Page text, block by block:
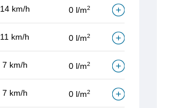
14 km/h 0 l/m2
11 km/h 0 l/m2
7 km/h 0 l/m2
7 km/h 0 l/m2